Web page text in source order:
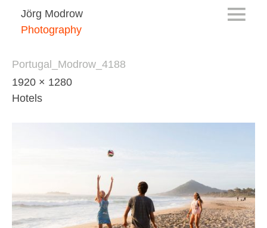
Jörg Modrow
Photography
Portugal_Modrow_4188
1920 × 1280
Hotels